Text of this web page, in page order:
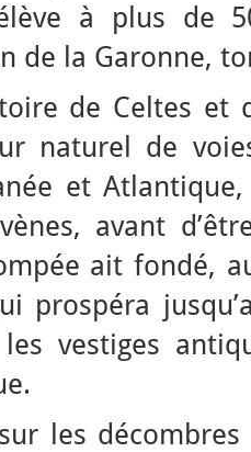
à plus de
de la Garonne,
de Celtes et
naturel de
et
avant
ait fondé,
prospéra
vestiges
les